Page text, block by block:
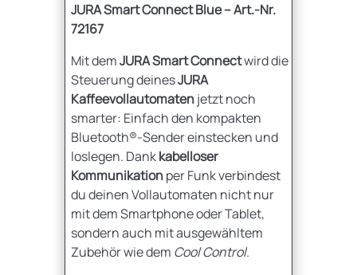
JURA Smart Connect Blue – Art.-Nr.
72167
Mit demJURA Smart Connectwird die
Steuerung deinesJURA
Kaffeevollautomatenjetzt noch
smarter: Einfach den kompakten
Bluetooth®-Sender einstecken und
loslegen. Dankkabelloser
Kommunikationper Funk verbindest
du deinen Vollautomaten nicht nur
mit dem Smartphone oder Tablet,
sondern auch mit ausgewähltem
Zubehör wie dem Cool Control.